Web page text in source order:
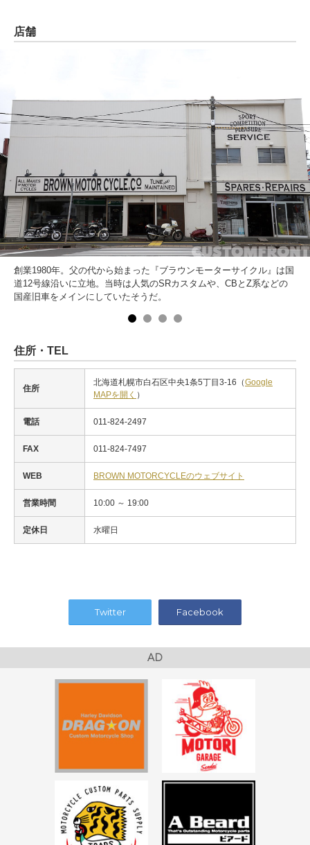
店舗
創業1980年。父の代から始まった『ブラウンモーターサイクル』は国
道12号線沿いに立地。当時は人気のSRカスタムや、CBとZ系などの
国産旧車をメインにしていたそうだ。
住所・TEL
住所
北海道札幌市白石区中央1条5丁目3-16（Google
MAPを開く ）
電話 011-824-2497
FAX 011-824-7497
WEB BROWN MOTORCYCLEのウェブサイト
営業時間 10:00 ～ 19:00
定休日 水曜日
Twitter Facebook
AD